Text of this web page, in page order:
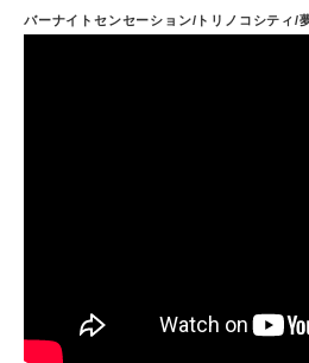
バーナイトセンセーション/トリノコシティ